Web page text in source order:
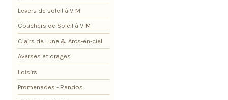
Levers de soleil à V-M
Couchers de Soleil à V-M
Clairs de Lune & Arcs-en-ciel
Averses et orages
Loisirs
Promenades - Randos